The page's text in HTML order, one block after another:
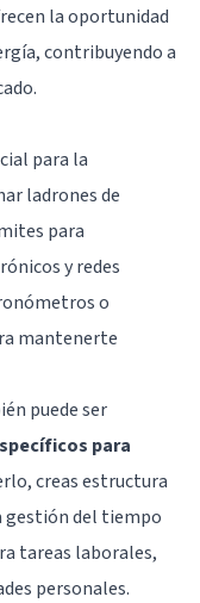
la oportunidad
contribuyendo a
para la
ladrones de
para
y redes
o
mantenerte
puede ser
para
creas estructura
gestión del tiempo
tareas laborales,
personales.